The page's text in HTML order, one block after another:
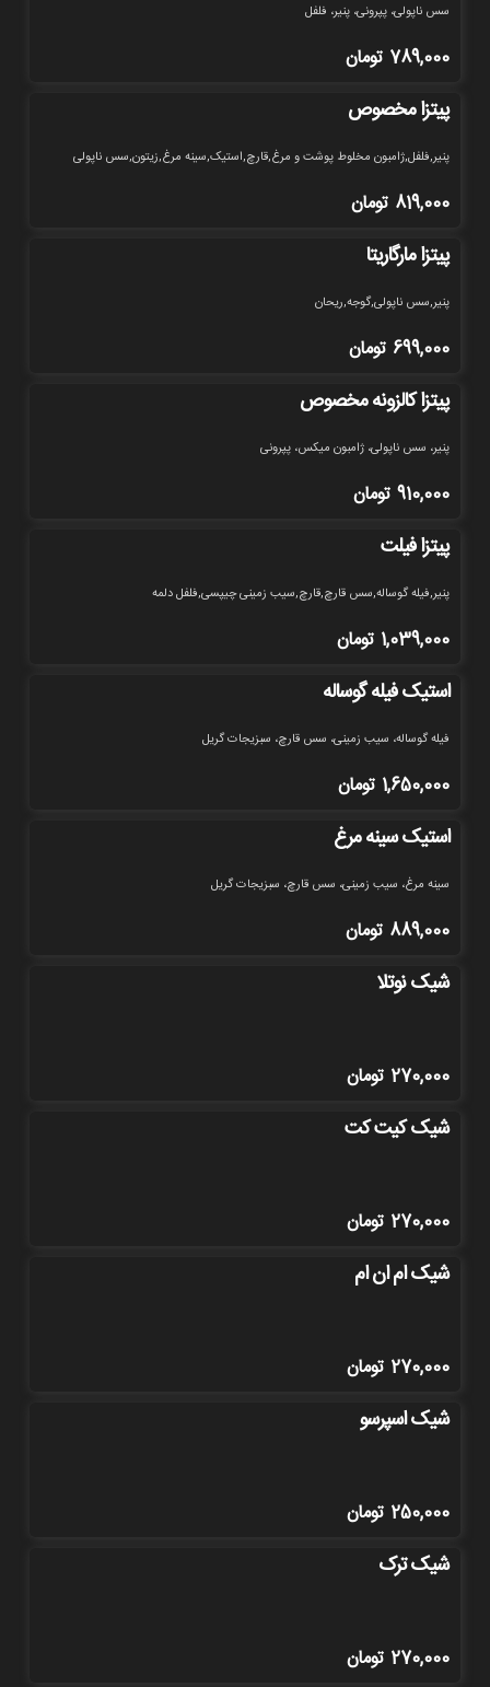
سس ناپولی، پپرونی، پنیر، فلفل
789,000 تومان
پیتزا مخصوص
پنیر,فلفل,ژامبون مخلوط پوشت و مرغ,قارچ,استیک,سینه مرغ,زیتون,سس ناپولی
819,000 تومان
پیتزا مارگاریتا
پنیر,سس ناپولی,گوجه,ریحان
699,000 تومان
پیتزا کالزونه مخصوص
پنیر، سس ناپولی، ژامبون میکس، پپرونی
910,000 تومان
پیتزا فیلت
پنیر,فیله گوساله,سس قارچ,قارچ,سیب زمینی چیپسی,فلفل دلمه
1,039,000 تومان
استیک فیله گوساله
فیله گوساله، سیب زمینی، سس قارچ، سبزیجات گریل
1,650,000 تومان
استیک سینه مرغ
سینه مرغ، سیب زمینی، سس قارچ، سبزیجات گریل
889,000 تومان
شیک نوتلا
270,000 تومان
شیک کیت کت
270,000 تومان
شیک ام ان ام
270,000 تومان
شیک اسپرسو
250,000 تومان
شیک ترک
270,000 تومان